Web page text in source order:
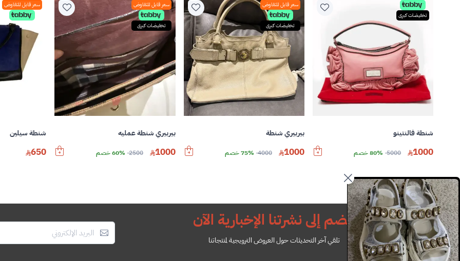
تخفيضات كبرى
شنطة فالنتينو
1000
5000 80% خصم
سعر قابل للتفاوض
تخفيضات كبرى
بيربيري شنطة
1000
4000 75% خصم
سعر قابل للتفاوض
تخفيضات كبرى
بيربيري شنطة عمليه
1000
2500 60% خصم
سعر قابل للتفاوض
شنطة سيلين
650
انضم إلى نشرتنا الإخبارية الآن
تلقي آخر التحديثات حول العروض الترويجية لمنتجاتنا